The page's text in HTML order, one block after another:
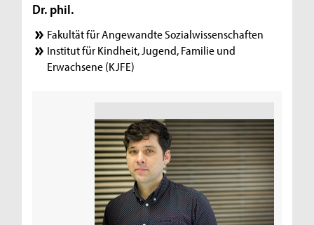
Dr. phil.
Fakultät für Angewandte Sozialwissenschaften
Institut für Kindheit, Jugend, Familie und
Erwachsene (KJFE)